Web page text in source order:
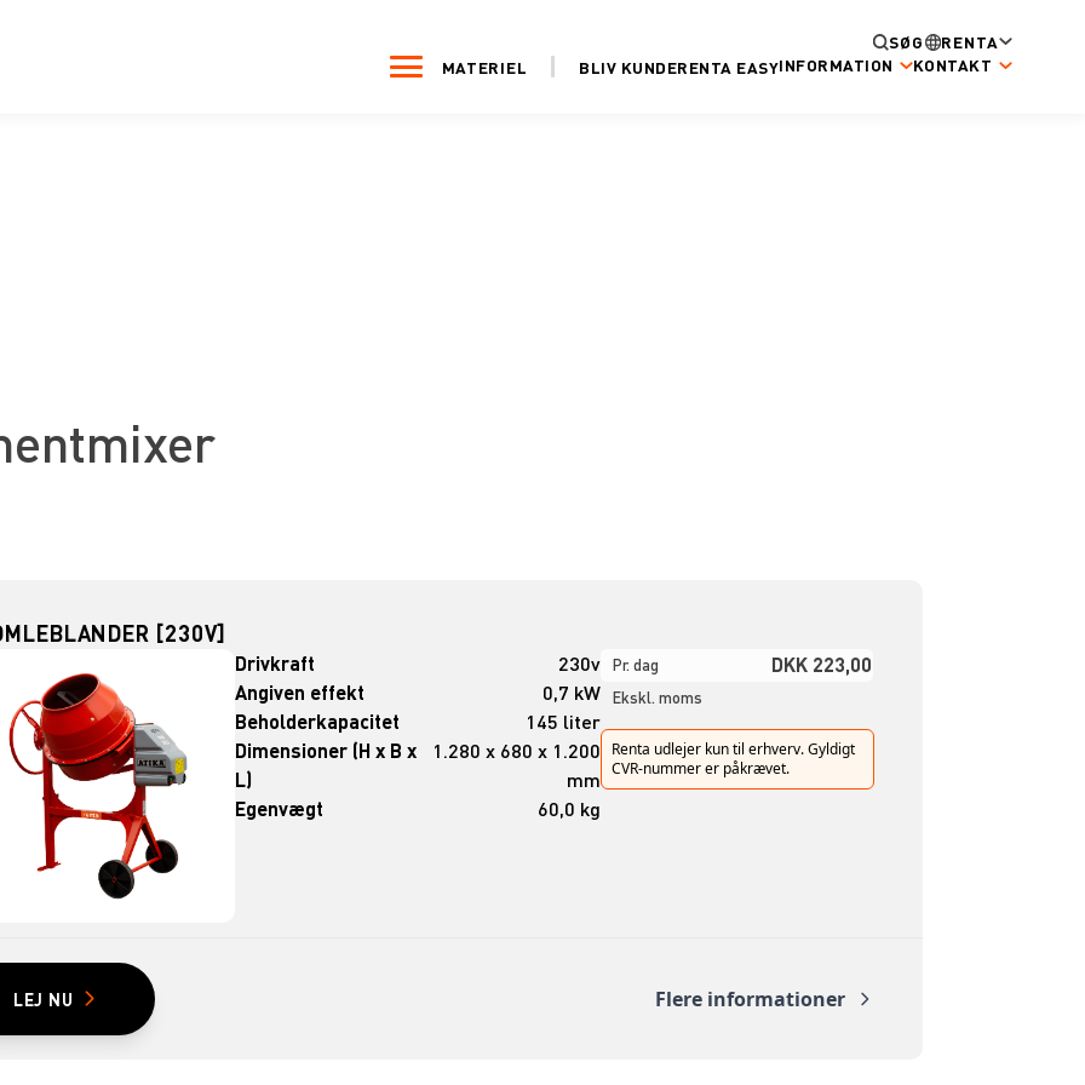
SØG
RENTA
MATERIEL
BLIV KUNDERENTA EASYINFORMATION KONTAKT
[230V]
Drivkraft
230v
Angiven effekt
0,7 kW
Beholderkapacitet
145 liter
Dimensioner (H x B x
L)
1.280 x 680 x 1.200
mm
Egenvægt
60,0 kg
Pr. dag DKK 223,00
Ekskl. moms
Renta udlejer kun til erhverv. Gyldigt
CVR-nummer er påkrævet.
LEJ NU Flere informationer